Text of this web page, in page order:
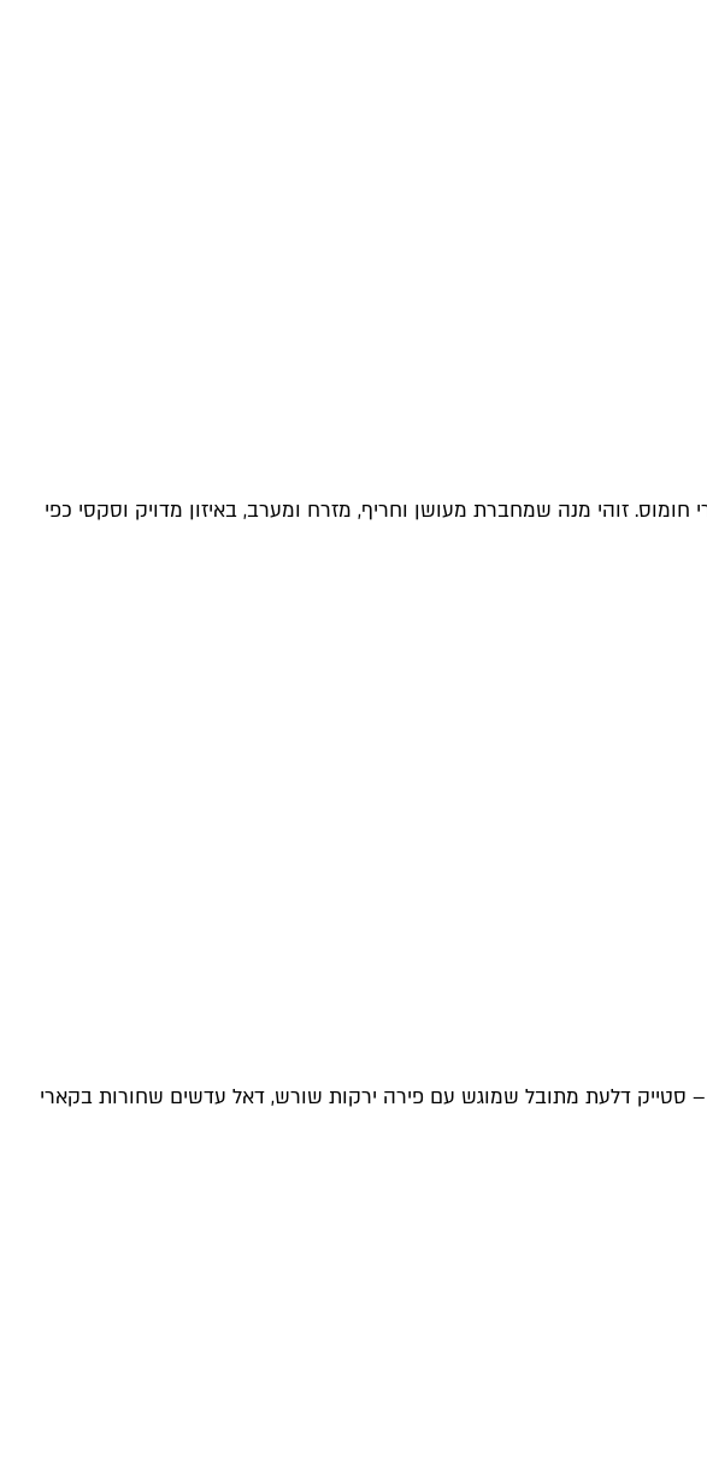
חומוס. זוהי מנה שמחברת מעושן וחריף, מזרח ומערב, באיזון מדויק וסקסי כפי
סטייק דלעת מתובל שמוגש עם פירה ירקות שורש, דאל עדשים שחורות בקארי